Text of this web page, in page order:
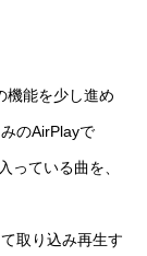
機能を少し進め
のAirPlayで
っている曲を、
取り込み再生す